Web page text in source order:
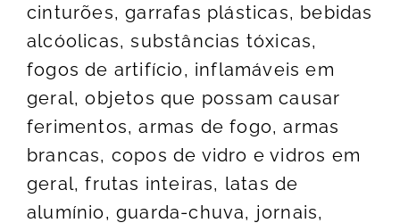
cinturões, garrafas plásticas, bebidas
alcóolicas, substâncias tóxicas,
fogos de artifício, inflamáveis em
geral, objetos que possam causar
ferimentos, armas de fogo, armas
brancas, copos de vidro e vidros em
geral, frutas inteiras, latas de
alumínio, guarda-chuva, jornais,